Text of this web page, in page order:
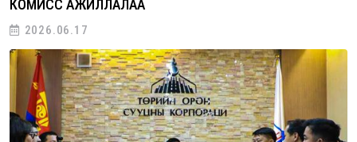
КОМИСС АЖИЛЛАЛАА
2026.06.17